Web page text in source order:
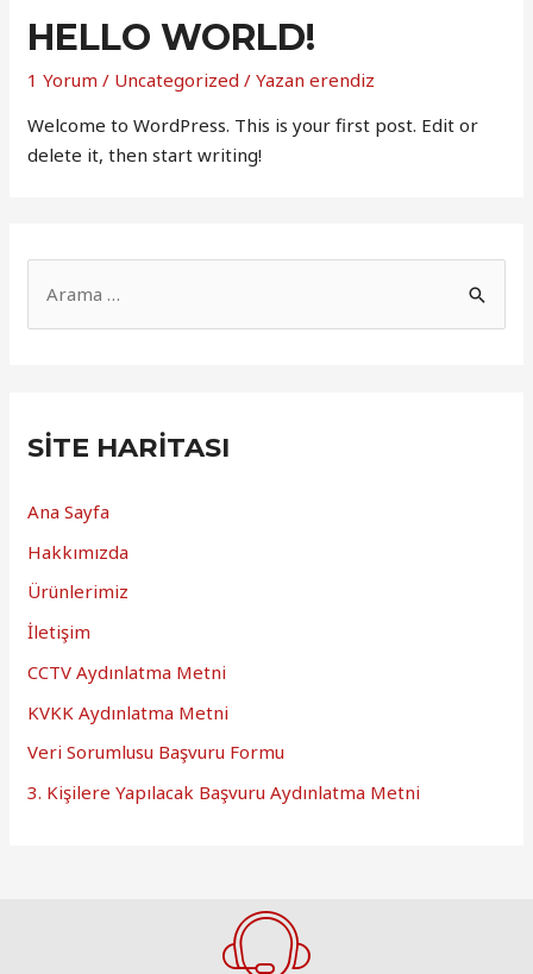
SITE HARITASI
Ana Sayfa
Hakkımızda
Ürünlerimiz
İletişim
CCTV Aydınlatma Metni
KVKK Aydınlatma Metni
Veri Sorumlusu Başvuru Formu
3. Kişilere Yapılacak Başvuru Aydınlatma Metni
HELLO WORLD!
1 Yorum / Uncategorized / Yazan erendiz
Welcome to WordPress. This is your first post. Edit or
delete it, then start writing!